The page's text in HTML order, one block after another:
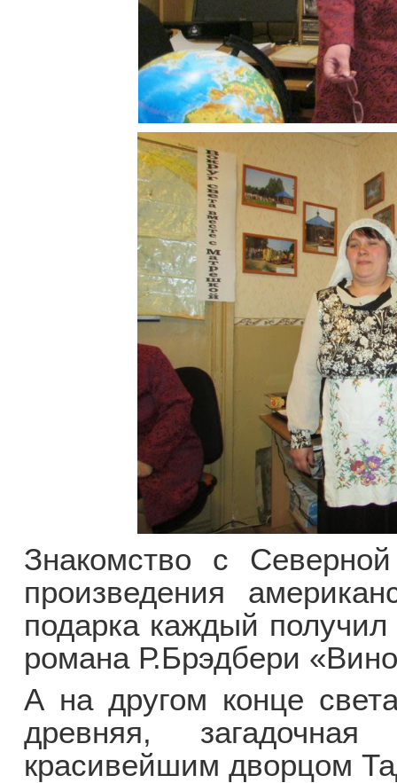
Знакомство с
произведения
подарка каждый
романа Р.Брэдбери
А на другом конце
древняя,
красивейшим дворцом